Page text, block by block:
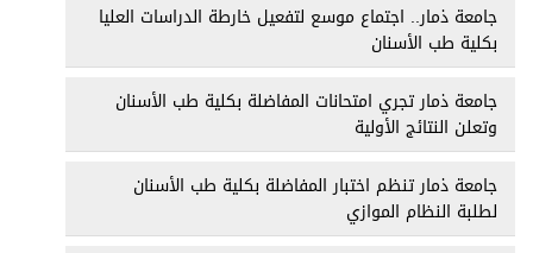
جامعة ذمار.. اجتماع موسع لتفعيل خارطة الدراسات العليا
بكلية طب الأسنان
جامعة ذمار تجري امتحانات المفاضلة بكلية طب الأسنان
وتعلن النتائج الأولية
جامعة ذمار تنظم اختبار المفاضلة بكلية طب الأسنان
لطلبة النظام الموازي